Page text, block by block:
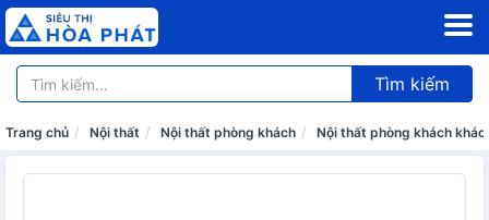
Tìm kiếm
Trang chủ Nội thất Nội thất phòng khách Nội thất phòng khách khác